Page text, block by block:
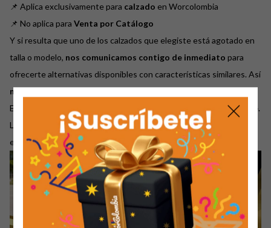
📌 Aplica exclusivamente para calzado en Worcolombia
📌 No aplica para Venta por Catálogo
Y si resulta que uno de los calzados que elegiste está agotado en
talla o modelo, nos comunicamos contigo de inmediato para
ofrecerte alternativas disponibles con características similares. Así
no pierdes el beneficio del descuento por cantidad.
Eso sí, para aplicar los descuentos,las unidades deben cumplirse.
La promoción no depende de la disponibilidad de un modelo
específico, sino del total de pares en la compra.